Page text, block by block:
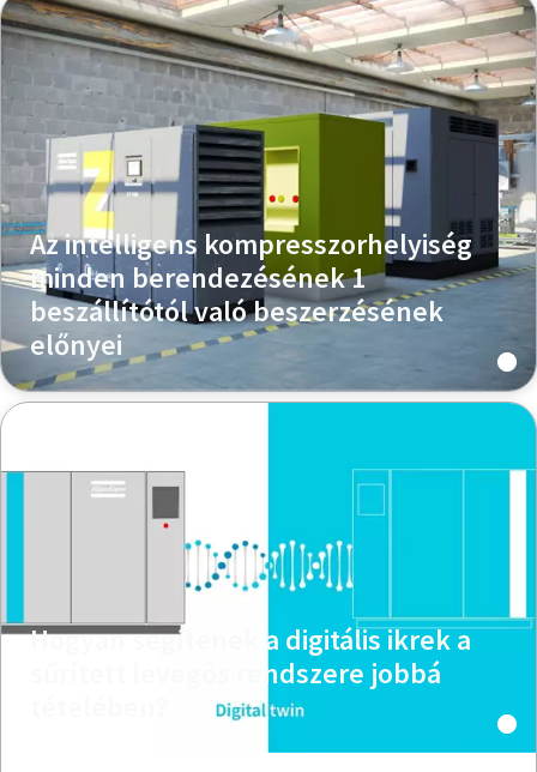
Az intelligens kompresszorhelyiség
minden berendezésének 1
beszállítótól való beszerzésének
előnyei
Hogyan segítenek a digitális ikrek a
sűrített levegős rendszere jobbá